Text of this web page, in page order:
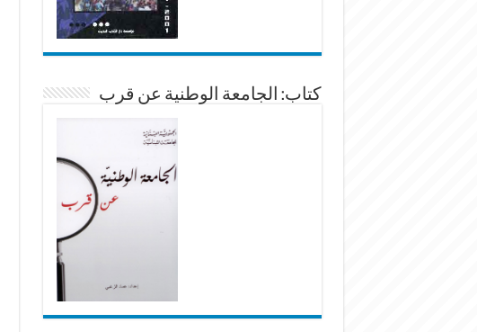
كتاب: الجامعة الوطنية عن قرب